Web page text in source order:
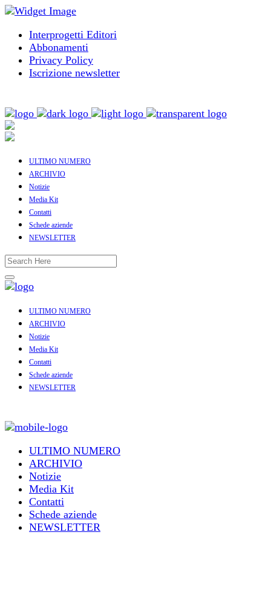
Interprogetti Editori
Abbonamenti
Privacy Policy
Iscrizione newsletter
ULTIMO NUMERO
ARCHIVIO
Notizie
Media Kit
Contatti
Schede aziende
NEWSLETTER
ULTIMO NUMERO
ARCHIVIO
Notizie
Media Kit
Contatti
Schede aziende
NEWSLETTER
ULTIMO NUMERO
ARCHIVIO
Notizie
Media Kit
Contatti
Schede aziende
NEWSLETTER